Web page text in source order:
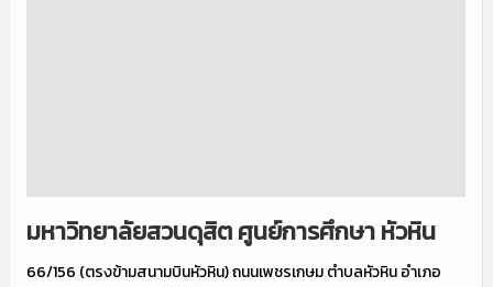
มหาวิทยาลัยสวนดุสิต ศูนย์การศึกษา หัวหิน
66/156 (ตรงข้ามสนามบินหัวหิน) ถนนเพชรเกษม ตำบลหัวหิน อำเภอ